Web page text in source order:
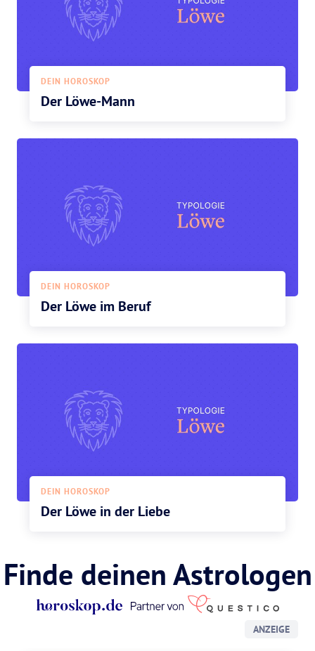
DEIN HOROSKOP
Der Löwe-Mann
DEIN HOROSKOP
Der Löwe im Beruf
DEIN HOROSKOP
Der Löwe in der Liebe
Finde deinen Astrologen
ANZEIGE